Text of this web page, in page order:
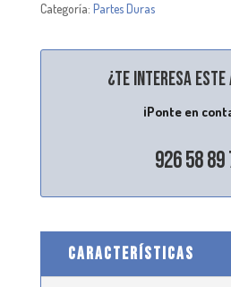
Categoría: Partes Duras
¿Te interesa
¡Ponte en
926 58 89
CARACTERÍSTICAS